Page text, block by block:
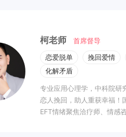
柯老师
首席督导
恋爱脱单
挽回爱情
化解矛盾
专业应用心理学，中科院研
恋人挽回，助人重获幸福！
EFT情绪聚焦洽疗师、情感